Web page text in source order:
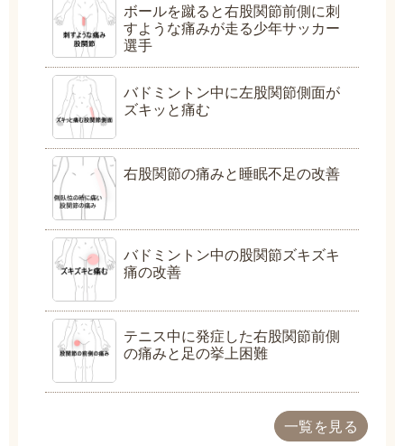
ボールを蹴ると右股関節前側に刺
すような痛みが走る少年サッカー
選手
バドミントン中に左股関節側面が
ズキッと痛む
右股関節の痛みと睡眠不足の改善
バドミントン中の股関節ズキズキ
痛の改善
テニス中に発症した右股関節前側
の痛みと足の挙上困難
一覧を見る